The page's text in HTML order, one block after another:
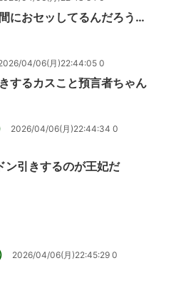
におセッしてるんだろう…
04/06(月)22:44:05 0
するカスこと預言者ちゃん
2026/04/06(月)22:44:34 0
ン引きするのが王妃だ
2026/04/06(月)22:45:29 0